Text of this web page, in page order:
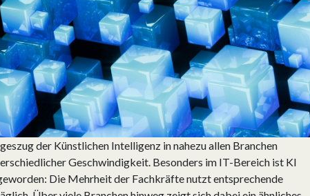
der Künstlichen Intelligenz in nahezu allen Branchen
Geschwindigkeit. Besonders im IT-Bereich ist KI
Die Mehrheit der Fachkräfte nutzt entsprechende